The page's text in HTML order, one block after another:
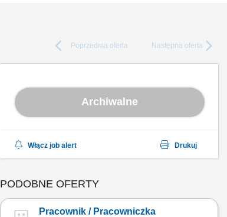
Poprzednia oferta Następna oferta
Archiwalne
Włącz job alert Drukuj
PODOBNE OFERTY
Pracownik / Pracowniczka